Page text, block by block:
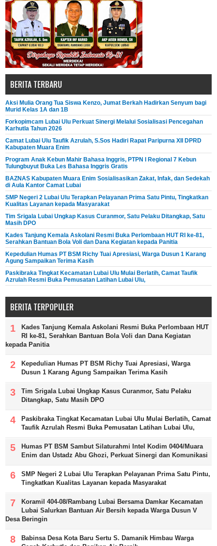
BERITA TERBARU
Aksi Mulia Orang Tua Siswa Kenzo, Jumat Berkah Hadirkan Senyum bagi
Murid Kelas 1A dan 1B
Forkopimcam Lubai Ulu Perkuat Sinergi Melalui Sosialisasi Pencegahan
Karhutla Tahun 2026
Camat Lubai Ulu Taufik Azrulah, S.Sos Hadiri Rapat Paripurna XII DPRD
Kabupaten Muara Enim
Program Anak Kebun Mahir Bahasa Inggris, PTPN I Regional 7 Kebun
Tulungbuyut Buka Les Bahasa Inggris Gratis
BAZNAS Kabupaten Muara Enim Sosialisasikan Zakat, Infak, dan Sedekah
di Aula Kantor Camat Lubai
SMP Negeri 2 Lubai Ulu Terapkan Pelayanan Prima Satu Pintu, Tingkatkan
Kualitas Layanan kepada Masyarakat
Tim Srigala Lubai Ungkap Kasus Curanmor, Satu Pelaku Ditangkap, Satu
Masih DPO
Kades Tanjung Kemala Askolani Resmi Buka Perlombaan HUT RI ke-81,
Serahkan Bantuan Bola Voli dan Dana Kegiatan kepada Panitia
Kepedulian Humas PT BSM Richy Tuai Apresiasi, Warga Dusun 1 Karang
Agung Sampaikan Terima Kasih
Paskibraka Tingkat Kecamatan Lubai Ulu Mulai Berlatih, Camat Taufik
Azrulah Resmi Buka Pemusatan Latihan Lubai Ulu,
BERITA TERPOPULER
Kades Tanjung Kemala Askolani Resmi Buka Perlombaan HUT
RI ke-81, Serahkan Bantuan Bola Voli dan Dana Kegiatan
kepada Panitia
Kepedulian Humas PT BSM Richy Tuai Apresiasi, Warga
Dusun 1 Karang Agung Sampaikan Terima Kasih
Tim Srigala Lubai Ungkap Kasus Curanmor, Satu Pelaku
Ditangkap, Satu Masih DPO
Paskibraka Tingkat Kecamatan Lubai Ulu Mulai Berlatih, Camat
Taufik Azrulah Resmi Buka Pemusatan Latihan Lubai Ulu,
Humas PT BSM Sambut Silaturahmi Intel Kodim 0404/Muara
Enim dan Ustadz Abu Ghozi, Perkuat Sinergi dan Komunikasi
SMP Negeri 2 Lubai Ulu Terapkan Pelayanan Prima Satu Pintu,
Tingkatkan Kualitas Layanan kepada Masyarakat
Koramil 404-08/Rambang Lubai Bersama Damkar Kecamatan
Lubai Salurkan Bantuan Air Bersih kepada Warga Dusun V
Desa Beringin
Babinsa Desa Kota Baru Sertu S. Damanik Himbau Warga